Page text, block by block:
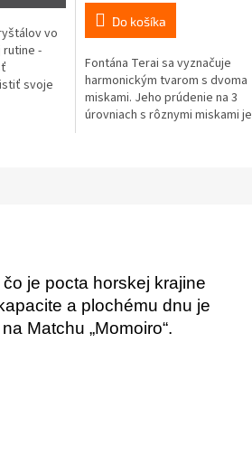
vo
-
svoje
Do košíka
Fontána Terai sa vyznačuje
harmonickým tvarom s dvoma
miskami. Jeho prúdenie na 3
úrovniach s rôznymi miskami je
je pocta horskej krajine
a plochému dnu je
Matchu „Momoiro“.